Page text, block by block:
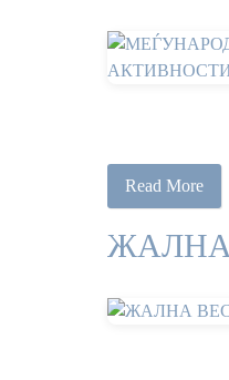
Read More